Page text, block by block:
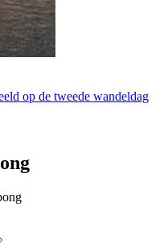
op de tweede wandeldag